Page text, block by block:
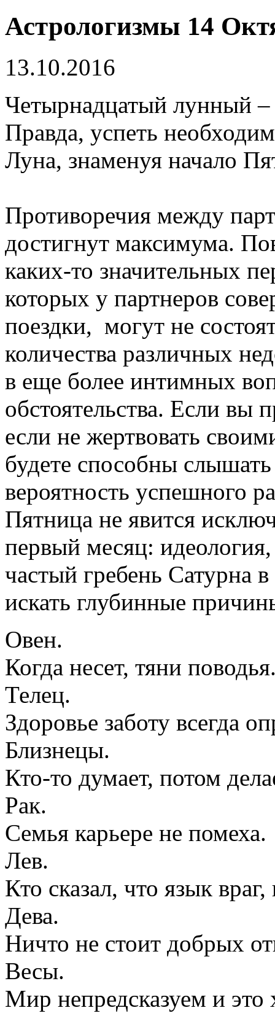
Астрологизмы 14
13.10.2016
Четырнадцатый лунный –
Правда, успеть
Луна, знаменуя начало
Противоречия между
достигнут максимума.
каких-то значительных
которых у партнеров
поездки, могут не
количества различных
в еще более интимных
обстоятельства. Если вы
если не жертвовать
будете способны
вероятность успешного
Пятница не явится
первый месяц:
частый гребень Сатурна
искать глубинные
Овен.
Когда несет, тяни
Телец.
Здоровье заботу всегда
Близнецы.
Кто-то думает, потом
Рак.
Семья карьере не помеха.
Лев.
Кто сказал, что язык
Дева.
Ничто не стоит добрых
Весы.
Мир непредсказуем и